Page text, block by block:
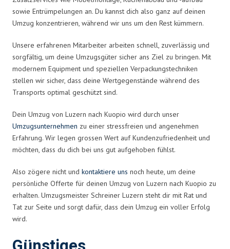
sowie Entrümpelungen an. Du kannst dich also ganz auf deinen
Umzug konzentrieren, während wir uns um den Rest kümmern.
Unsere erfahrenen Mitarbeiter arbeiten schnell, zuverlässig und
sorgfältig, um deine Umzugsgüter sicher ans Ziel zu bringen. Mit
modernem Equipment und speziellen Verpackungstechniken
stellen wir sicher, dass deine Wertgegenstände während des
Transports optimal geschützt sind.
Dein Umzug von Luzern nach Kuopio wird durch unser
Umzugsunternehmen zu einer stressfreien und angenehmen
Erfahrung. Wir legen grossen Wert auf Kundenzufriedenheit und
möchten, dass du dich bei uns gut aufgehoben fühlst.
Also zögere nicht und kontaktiere uns noch heute, um deine
persönliche Offerte für deinen Umzug von Luzern nach Kuopio zu
erhalten. Umzugsmeister Schreiner Luzern steht dir mit Rat und
Tat zur Seite und sorgt dafür, dass dein Umzug ein voller Erfolg
wird.